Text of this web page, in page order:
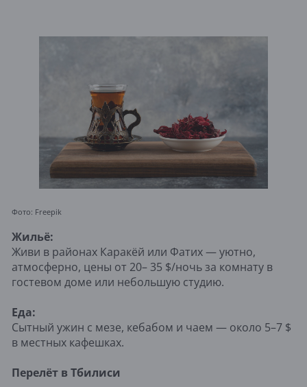
Фото: Freepik
Жильё:
Живи в районах Каракёй или Фатих — уютно,
атмосферно, цены от 20– 35 $/ночь за комнату в
гостевом доме или небольшую студию.
Еда:
Сытный ужин с мезе, кебабом и чаем — около 5–7 $
в местных кафешках.
Перелёт в Тбилиси